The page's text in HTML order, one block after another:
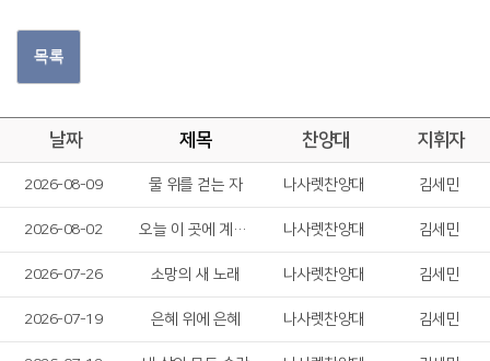
목록
날짜 제목 찬양대 지휘자
2026-08-09 물 위를 걷는 자 나사렛찬양대 김세민
2026-08-02 오늘 이 곳에 계신 성령님 나사렛찬양대 김세민
2026-07-26 소망의 새 노래 나사렛찬양대 김세민
2026-07-19 은혜 위에 은혜 나사렛찬양대 김세민